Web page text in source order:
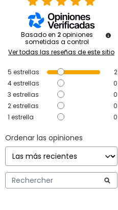
Basado en 2 opiniones
sometidas a control
Ver todas las reseñas de este sitio
5 estrellas
2
4estrellas
0
3 estrellas
0
2estrellas
0
1 estrella 0
Ordenar las opiniones